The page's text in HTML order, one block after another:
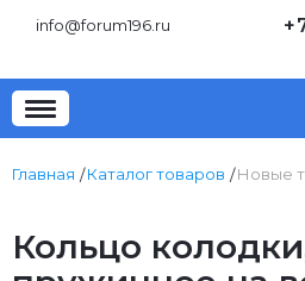
info@forum196.ru
Главная Каталог товаров Новые
Кольцо